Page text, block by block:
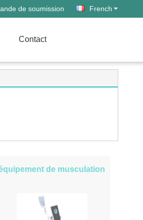
de soumission French
Contact
de musculation